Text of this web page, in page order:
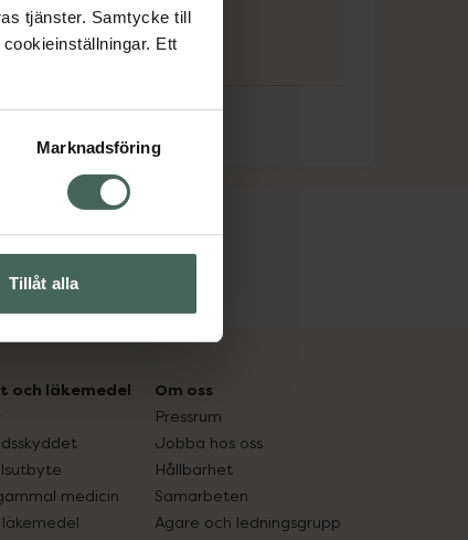
tjänster. Samtycke till
Ett
Marknadsföring
Tillåt alla
och läkemedel
medicin
Om oss
Pressrum
Jobba hos oss
Hållbarhet
Samarbeten
Ägare och ledningsgrupp